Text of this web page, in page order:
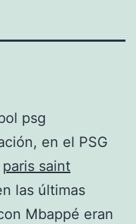
en el PSG
paris saint
las últimas
Mbappé eran